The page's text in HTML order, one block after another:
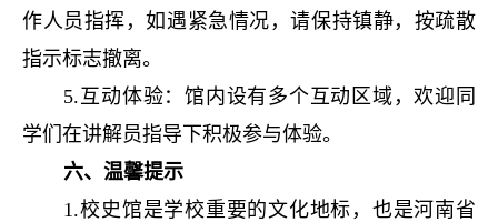
作人员指挥，如遇紧急情况，请保持镇静，按疏散
指示标志撤离。
5.互动体验：馆内设有多个互动区域，欢迎同
学们在讲解员指导下积极参与体验。
六、温馨提示
1.校史馆是学校重要的文化地标，也是河南省